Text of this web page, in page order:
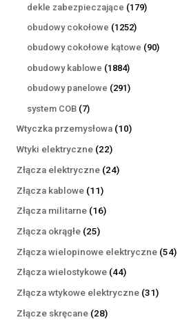
produktów
dekle zabezpieczające 179179
obudowy cokołowe 12521252
produkty
obudowy cokołowe kątowe 9090
obudowy kablowe 18841884
produkty
obudowy panelowe 291291
system COB 77
produktów
Wtyczka przemysłowa 1010
Wtyki elektryczne 2222
produkty
Złącza elektryczne 2424
Złącza kablowe 1111
produktów
Złącza militarne 1616
Złącza okrągłe 2525
produktów
Złącza wielopinowe elektryczne 5454
Złącza wielostykowe 4444
produkty
Złącza wtykowe elektryczne 3131
Złącze skręcane 2828